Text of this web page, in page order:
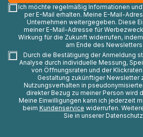
Ich möchte regelmäßig Informationen
per E-Mail erhalten. Meine E-Mail-
Unternehmen weitergegeben. Diese
meiner E-Mail-Adresse für
Wirkung für die Zukunft widerrufen,
am Ende des
Durch die Bestätigung der Anmeldung
Analyse durch individuelle Messung,
von Öffnungsraten und der
Gestaltung zukünftiger Newsletter
Nutzungsverhalten in
direkter Bezug zu meiner Person wird
Meine Einwilligungen kann ich jederzeit
beim Kundenservice widerrufen.
Sie in unserer